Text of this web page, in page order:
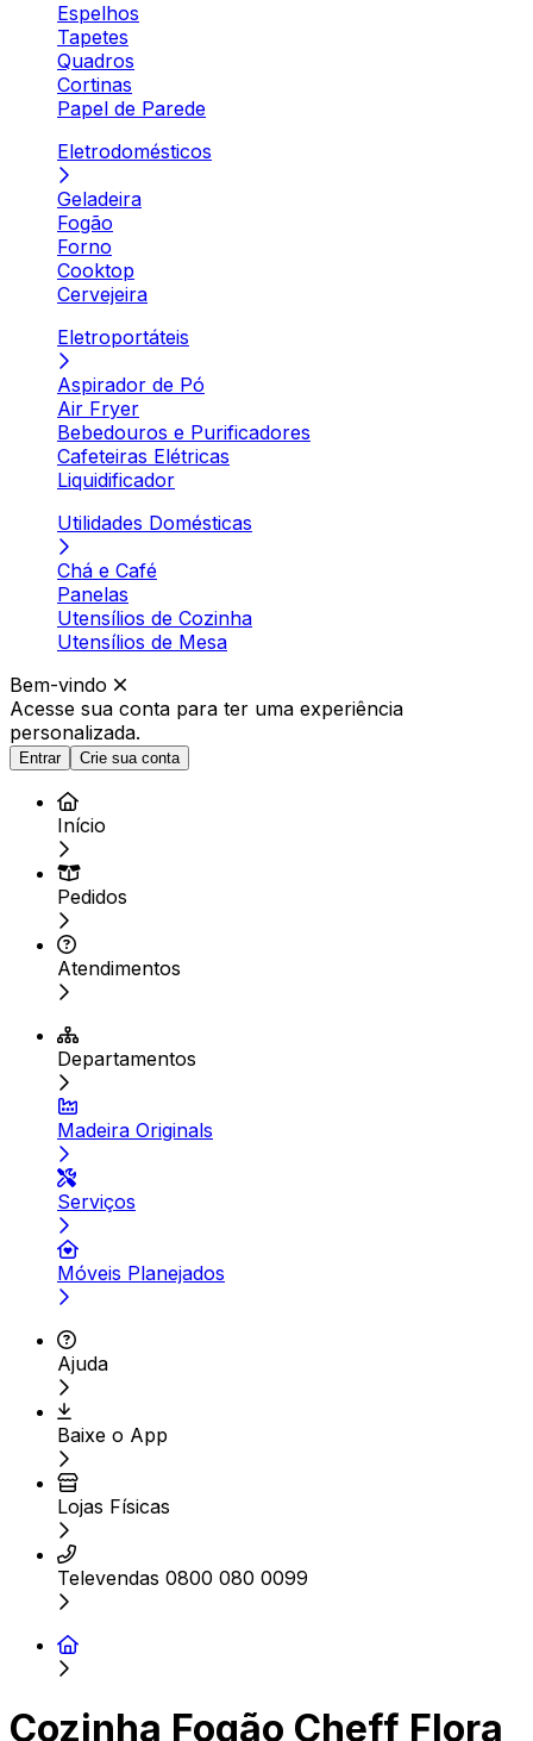
Espelhos
Tapetes
Quadros
Cortinas
Papel de Parede
Eletrodomésticos
Geladeira
Fogão
Forno
Cooktop
Cervejeira
Eletroportáteis
Aspirador de Pó
Air Fryer
Bebedouros e Purificadores
Cafeteiras Elétricas
Liquidificador
Utilidades Domésticas
Chá e Café
Panelas
Utensílios de Cozinha
Utensílios de Mesa
Bem-vindo
Acesse sua conta para ter uma experiência
personalizada.
Entrar Crie sua conta
Início
Pedidos
Atendimentos
Departamentos
Madeira Originals
Serviços
Móveis Planejados
Ajuda
Baixe o App
Lojas Físicas
Televendas 0800 080 0099
Cozinha Fogão Cheff Flora